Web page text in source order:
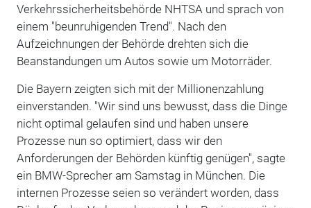
Verkehrssicherheitsbehörde NHTSA und sprach von
einem "beunruhigenden Trend". Nach den
Aufzeichnungen der Behörde drehten sich die
Beanstandungen um Autos sowie um Motorräder.
Die Bayern zeigten sich mit der Millionenzahlung
einverstanden. "Wir sind uns bewusst, dass die Dinge
nicht optimal gelaufen sind und haben unsere
Prozesse nun so optimiert, dass wir den
Anforderungen der Behörden künftig genügen", sagte
ein BMW-Sprecher am Samstag in München. Die
internen Prozesse seien so verändert worden, dass